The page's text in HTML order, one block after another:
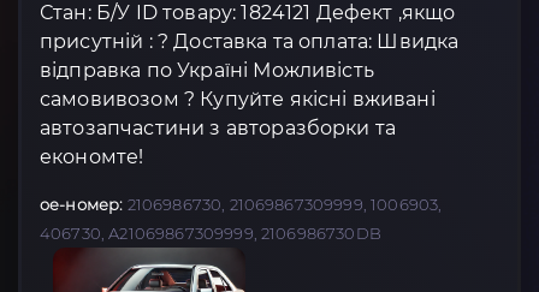
Стан: Б/У ID товару: 1824121 Дефект ,якщо
присутній : ? Доставка та оплата: Швидка
відправка по Україні Можливість
самовивозом ? Купуйте якісні вживані
автозапчастини з авторазборки та
економте!
oe-номер: 2106986730, 21069867309999, 1006903,
406730, A21069867309999, 2106986730DB